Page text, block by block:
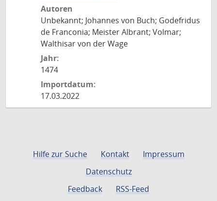
Autoren
Unbekannt; Johannes von Buch; Godefridus
de Franconia; Meister Albrant; Volmar;
Walthisar von der Wage
Jahr:
1474
Importdatum:
17.03.2022
Hilfe zur Suche Kontakt
Impressum
Datenschutz
Feedback
RSS-Feed